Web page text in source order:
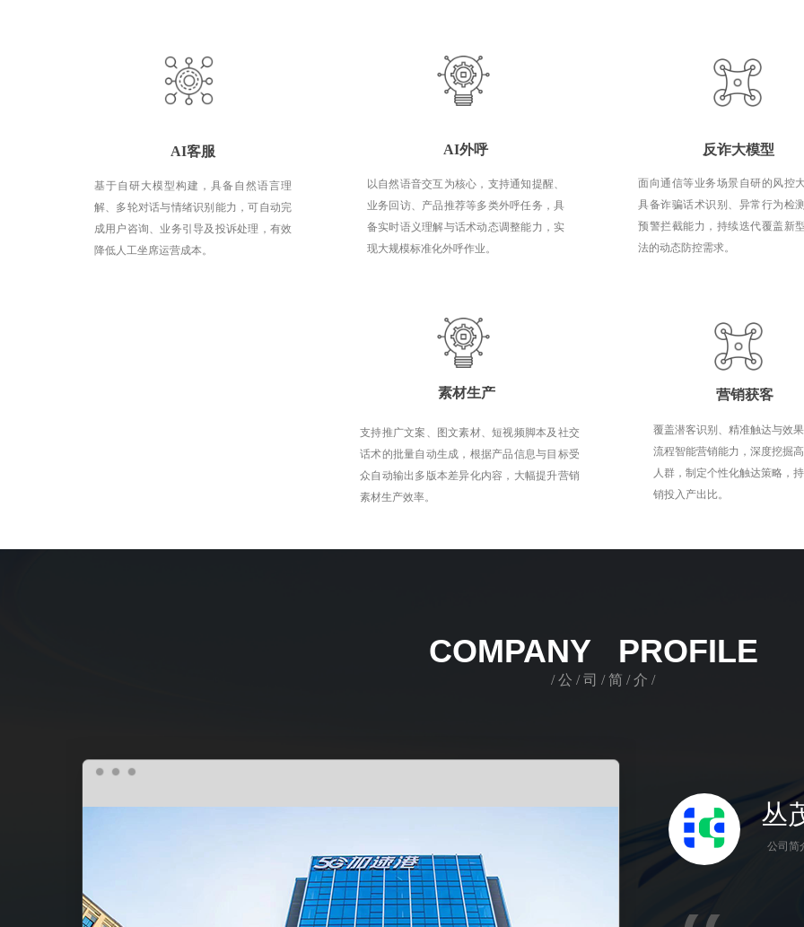
AI客服
基于自研大模型构建，具备自然语言理
解、多轮对话与情绪识别能力，可自动完
成用户咨询、业务引导及投诉处理，有效
降低人工坐席运营成本。
以自然语音交互为核心，支持通知提醒、
业务回访、产品推荐等多类外呼任务，具
备实时语义理解与话术动态调整能力，实
现大规模标准化外呼作业。
AI外呼 反诈大模型
面向通信等业务场景自研的风控
具备诈骗话术识别、异常行为检
预警拦截能力，持续迭代覆盖新
法的动态防控需求。
/ 公 / 司 / 简 / 介 /
COMPANY PROFILE
公司
丛
素材生产
支持推广文案、图文素材、短视频脚本及社交
话术的批量自动生成，根据产品信息与目标受
众自动输出多版本差异化内容，大幅提升营销
素材生产效率。
覆盖潜客识别、精准触达与效
流程智能营销能力，深度挖掘
人群，制定个性化触达策略，
销投入产出比。
营销获客